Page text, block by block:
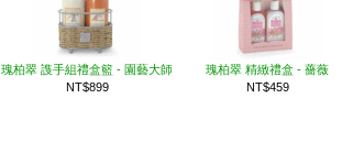
瑰柏翠 謢手組禮盒籃 - 園藝大師
NT$899
瑰柏翠 精緻禮盒 - 薔薇
NT$459